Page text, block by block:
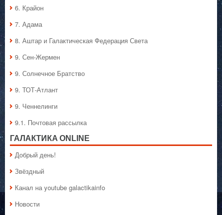
6. Крайон
7. Адама
8. Аштар и Галактическая Федерация Света
9. Сен-Жермен
9. Солнечное Братство
9. ТОТ-Атлант
9. Ченнелинги
9.1. Почтовая рассылка
ГАЛАКТИКA ONLINE
Добрый день!
Звёздный
Канал на youtube galactikainfo
Новости